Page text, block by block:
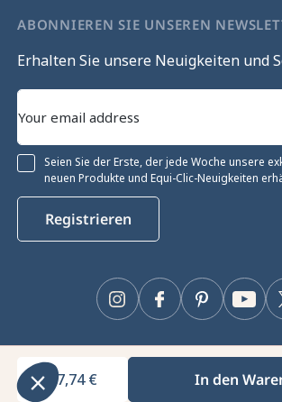
Verwaltung
zu gewährleisten, die technische Leistung zu
Werbung anzuzeigen und deren Wirkung zu
und/oder zur Änderung Ihrer
Zustimmungen zertifiziert durch
37,74 € In den
ABONNIEREN SIE UNSEREN
Erhalten Sie unsere Neuigkeiten und
Seien Sie der Erste, der jede Woche unsere
neuen Produkte und Equi-Clic-Neuigkeiten
Registrieren
FacebookPinterest
Instagram
Equiclic © 2026